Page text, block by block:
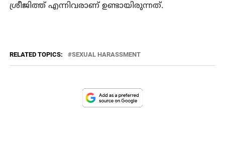
ശ്രീജിത്ത് എന്നിവരാണ് ഉണ്ടായിരുന്നത്.
RELATED TOPICS: SEXUAL HARASSMENT